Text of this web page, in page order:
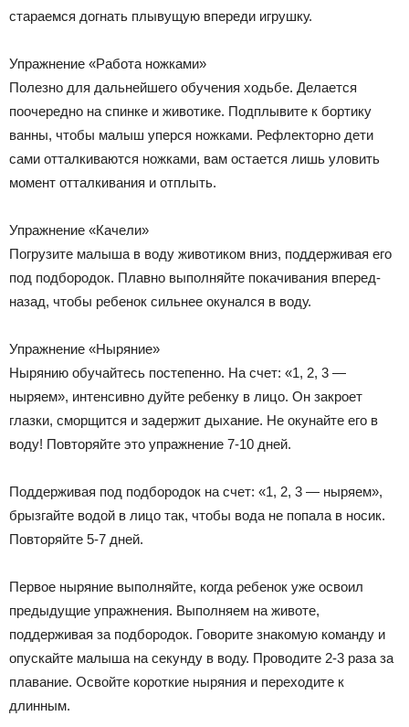
стараемся догнать плывущую впереди игрушку.
Упражнение «Работа ножками»
Полезно для дальнейшего обучения ходьбе. Делается
поочередно на спинке и животике. Подплывите к бортику
ванны, чтобы малыш уперся ножками. Рефлекторно дети
сами отталкиваются ножками, вам остается лишь уловить
момент отталкивания и отплыть.
Упражнение «Качели»
Погрузите малыша в воду животиком вниз, поддерживая его
под подбородок. Плавно выполняйте покачивания вперед-
назад, чтобы ребенок сильнее окунался в воду.
Упражнение «Ныряние»
Нырянию обучайтесь постепенно. На счет: «1, 2, 3 —
ныряем», интенсивно дуйте ребенку в лицо. Он закроет
глазки, сморщится и задержит дыхание. Не окунайте его в
воду! Повторяйте это упражнение 7-10 дней.
Поддерживая под подбородок на счет: «1, 2, 3 — ныряем»,
брызгайте водой в лицо так, чтобы вода не попала в носик.
Повторяйте 5-7 дней.
Первое ныряние выполняйте, когда ребенок уже освоил
предыдущие упражнения. Выполняем на животе,
поддерживая за подбородок. Говорите знакомую команду и
опускайте малыша на секунду в воду. Проводите 2-3 раза за
плавание. Освойте короткие ныряния и переходите к
длинным.